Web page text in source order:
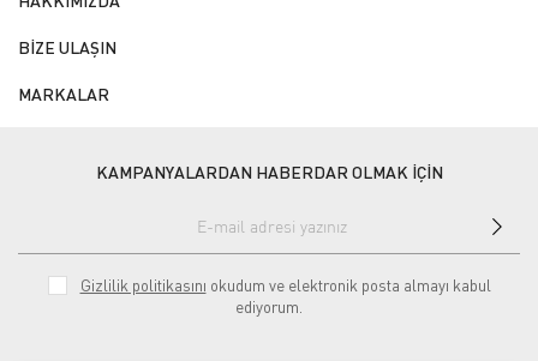
BİZE ULAŞIN
MARKALAR
KAMPANYALARDAN HABERDAR OLMAK İÇİN
Gizlilik politikasını okudum ve elektronik posta almayı kabul
ediyorum.